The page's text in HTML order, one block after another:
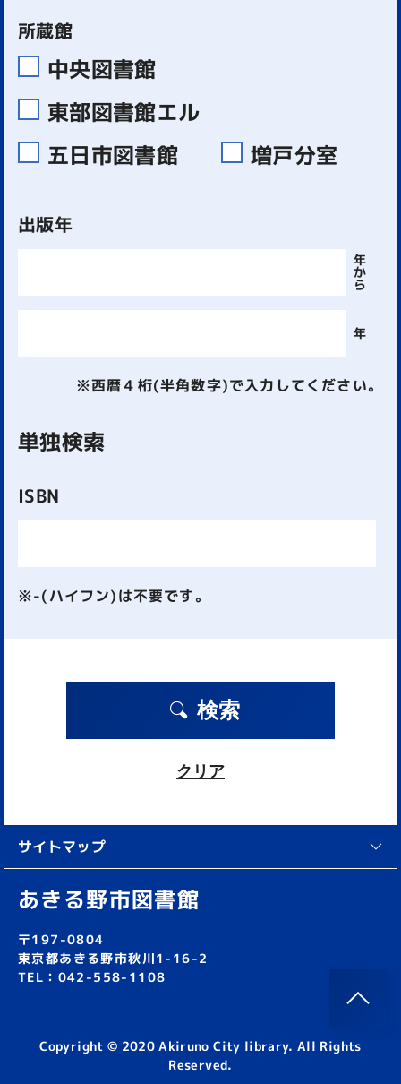
所蔵館
中央図書館
東部図書館エル
五日市図書館
増戸分室
出版年
年
か
ら
年
※西暦４桁(半角数字)で入力してください。
単独検索
ISBN
※-(ハイフン)は不要です。
検索
クリア
サイトマップ
あきる野市図書館
〒197-0804
東京都あきる野市秋川1-16-2
TEL：042-558-1108
Copyright © 2020 Akiruno City library. All Rights
Reserved.